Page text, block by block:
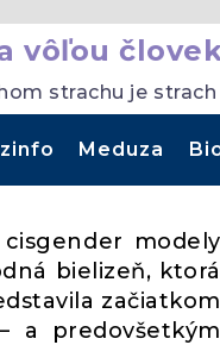
vôľou
strachu je strach
Meduza
modely
bielizeň, ktorá
začiatkom
a predovšetkým